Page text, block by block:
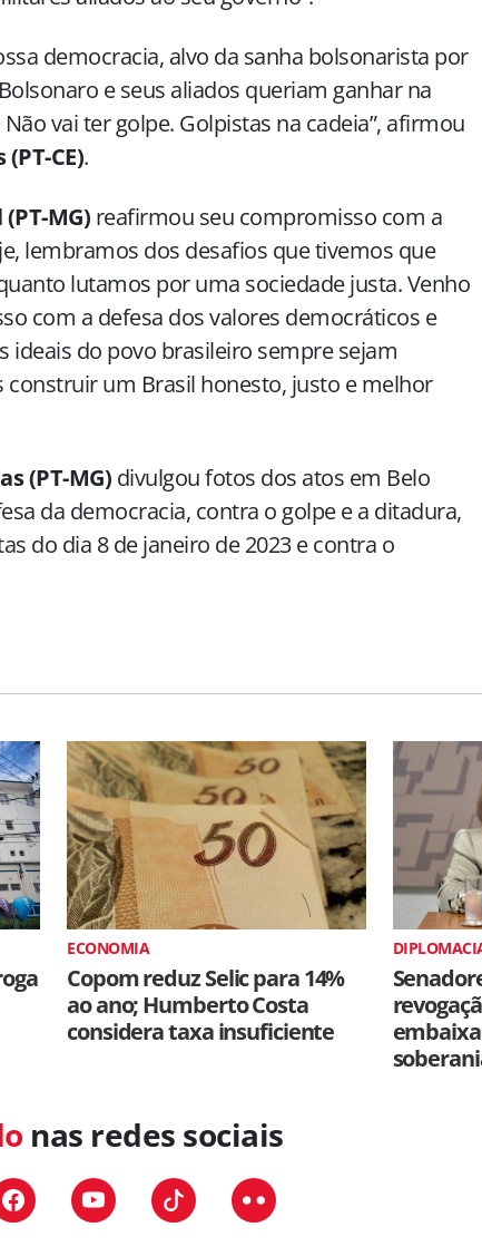
democracia, alvo da sanha bolsonarista por
Bolsonaro e seus aliados queriam ganhar na
vai ter golpe. Golpistas na cadeia”, afirmou
CE).
MG) reafirmou seu compromisso com a
lembramos dos desafios que tivemos que
lutamos por uma sociedade justa. Venho
com a defesa dos valores democráticos e
ideais do povo brasileiro sempre sejam
construir um Brasil honesto, justo e melhor
(PT-MG) divulgou fotos dos atos em Belo
da democracia, contra o golpe e a ditadura,
do dia 8 de janeiro de 2023 e contra o
ECONOMIA
Copom reduz Selic para 14%
ao ano; Humberto Costa
considera taxa insuficiente
nas redes sociais